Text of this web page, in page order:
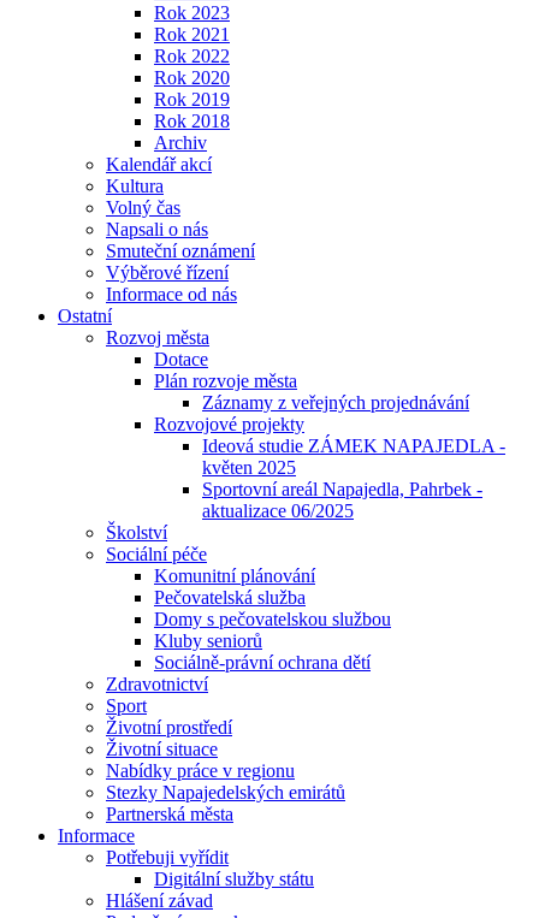
Rok 2023
Rok 2021
Rok 2022
Rok 2020
Rok 2019
Rok 2018
Archiv
Kalendář akcí
Kultura
Volný čas
Napsali o nás
Smuteční oznámení
Výběrové řízení
Informace od nás
Ostatní
Rozvoj města
Dotace
Plán rozvoje města
Záznamy z veřejných projednávání
Rozvojové projekty
Ideová studie ZÁMEK NAPAJEDLA -
květen 2025
Sportovní areál Napajedla, Pahrbek -
aktualizace 06/2025
Školství
Sociální péče
Komunitní plánování
Pečovatelská služba
Domy s pečovatelskou službou
Kluby seniorů
Sociálně-právní ochrana dětí
Zdravotnictví
Sport
Životní prostředí
Životní situace
Nabídky práce v regionu
Stezky Napajedelských emirátů
Partnerská města
Informace
Potřebuji vyřídit
Digitální služby státu
Hlášení závad